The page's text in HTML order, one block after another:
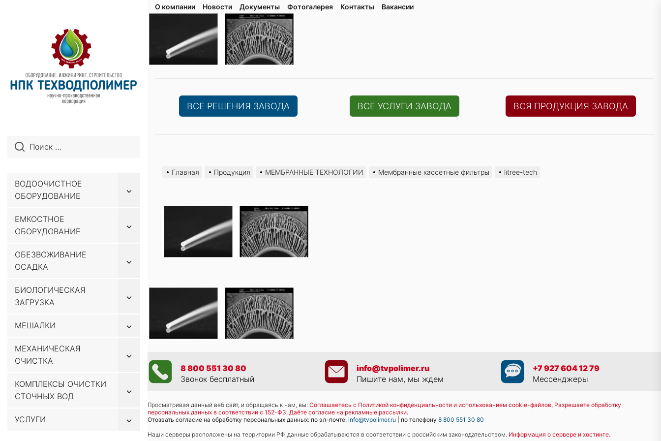
ВСЕ РЕШЕНИЯ ЗАВОДА ВСЕ УСЛУГИ ЗАВОДА ВСЯ ПРОДУКЦИЯ ЗАВОДА
ВОДООЧИСТНОЕ
ОБОРУДОВАНИЕ
Показывать
ЕМКОСТНОЕ
ОБОРУДОВАНИЕ
Показывать
ОБЕЗВОЖИВАНИЕ
ОСАДКА
Показывать
БИОЛОГИЧЕСКАЯ
ЗАГРУЗКА
Показывать
МЕШАЛКИ
Показывать
МЕХАНИЧЕСКАЯ
ОЧИСТКА
Показывать
подменю
КОМПЛЕКСЫ ОЧИСТКИ
СТОЧНЫХ ВОД
Показывать
УСЛУГИ
Показывать
Главная Продукция МЕМБРАННЫЕ ТЕХНОЛОГИИ Мембранные кассетные фильтры litree-tech
О компании Новости Документы Фотогалерея Контaкты Вакaнсии
8 800 551 30 80
Звонок бесплатный
info@tvpolimer.ru
Пишите нам, мы ждем
+7 927 604 12 79
Мессенджеры
Просматривая данный веб сайт, и обращаясь к нам, вы: Соглашаетесь с Политикой конфиденциальности и использованием cookie-файлов, Разрешаете обработку
персональных данных в соответствии с 152-ФЗ, Даёте согласие на рекламные рассылки.
Отозвать согласие на обработку персональных данных: по эл-почте: info@tvpolimer.ru | по телефону 8 800 551 30 80
Наши серверы расположены на территории РФ, данные обрабатываются в соответствии с российским законодательством. Информация о сервере и хостинге.